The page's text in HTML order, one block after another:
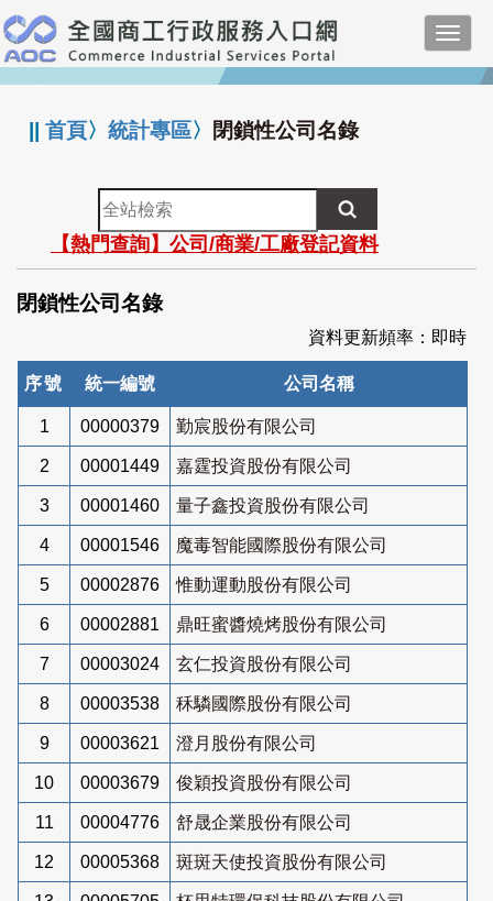
跳
到
主
要
:::
||首頁〉統計專區〉 閉鎖性公司名錄
全
站
檢
索
【熱門查詢】公司/商業/工廠登記資料
閉鎖性公司名錄
資料更新頻率：即時
序號 統一編號 公司名稱
1 00000379 勤宸股份有限公司
2 00001449 嘉霆投資股份有限公司
3 00001460 量子鑫投資股份有限公司
4 00001546 魔毒智能國際股份有限公司
5 00002876 惟動運動股份有限公司
6 00002881 鼎旺蜜醬燒烤股份有限公司
7 00003024 玄仁投資股份有限公司
8 00003538 秝驎國際股份有限公司
9 00003621 澄月股份有限公司
10 00003679 俊穎投資股份有限公司
11 00004776 舒晟企業股份有限公司
12 00005368 斑斑天使投資股份有限公司